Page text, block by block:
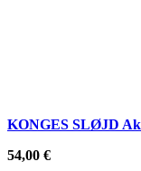
KONGES SLØJD
54,00 €